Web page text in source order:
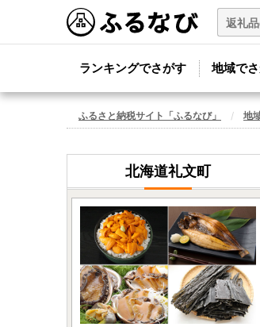
ランキングでさがす 地域で
ふるさと納税サイト「ふるなび」 地
北海道礼文町